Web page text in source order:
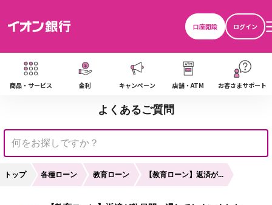
口座開設
ログイン
商品・サービス 金利 キャンペーン 店舗・ATM お客さまサポート
よくあるご質問
トップ 各種ローン 教育ローン 【教育ローン】返済が...